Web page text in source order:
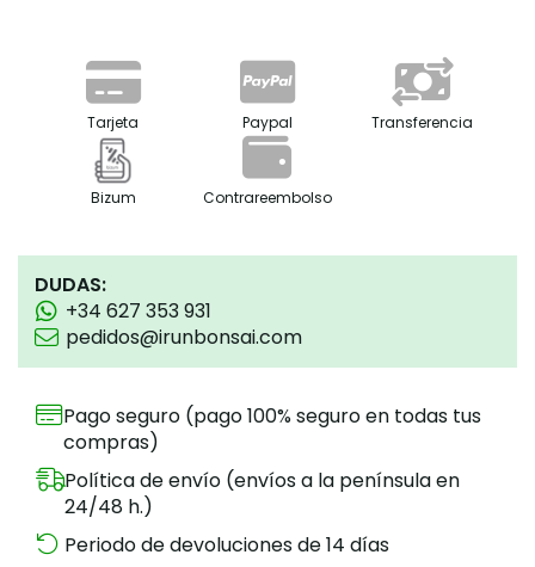
Tarjeta Paypal Transferencia
Bizum Contrareembolso
DUDAS:
+34 627 353 931
pedidos@irunbonsai.com
Pago seguro (pago 100% seguro en todas tus
compras)
Política de envío (envíos a la península en
24/48 h.)
Periodo de devoluciones de 14 días